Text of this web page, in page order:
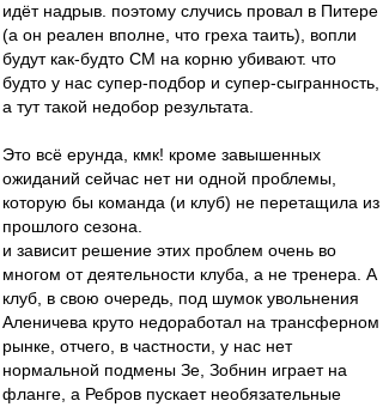
идёт надрыв. поэтому случись провал в Питере
(а он реален вполне, что греха таить), вопли
будут как-будто СМ на корню убивают. что
будто у нас супер-подбор и супер-сыгранность,
а тут такой недобор результата.
Это всё ерунда, кмк! кроме завышенных
ожиданий сейчас нет ни одной проблемы,
которую бы команда (и клуб) не перетащила из
прошлого сезона.
и зависит решение этих проблем очень во
многом от деятельности клуба, а не тренера. А
клуб, в свою очередь, под шумок увольнения
Аленичева круто недоработал на трансферном
рынке, отчего, в частности, у нас нет
нормальной подмены Зе, Зобнин играет на
фланге, а Ребров пускает необязательные